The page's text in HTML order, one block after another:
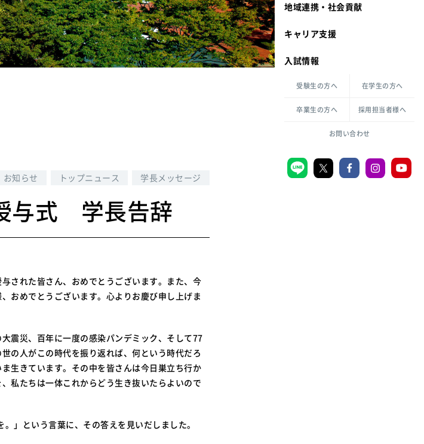
カリキュラム・ポリシー
倫理憲章
ハラスメントの防止
共生のための多様性宣言
生活文化デザイン学科
一般教育課程
大学祭
キャンパスメンバーズ
教職センター
学芸員課程
図書館司書課程
キリスト教文化研究所
生活環境科学研究所
地域連携・社会貢献
カリキュラム・入室方法
キャリア支援
入試情報
受験生の方へ 在学生の方へ
卒業生の方へ 採用担当者様へ
お問い合わせ
お知らせ トップニュース 学長メッセージ
与式 学長告辞
された皆さん、おめでとうございます。また、今
おめでとうございます。心よりお慶び申し上げま
震災、百年に一度の感染パンデミック、そして77
の人がこの時代を振り返れば、何という時代だろ
生きています。その中を皆さんは今日巣立ち行か
私たちは一体これからどう生き抜いたらよいので
」という言葉に、その答えを見いだしました。